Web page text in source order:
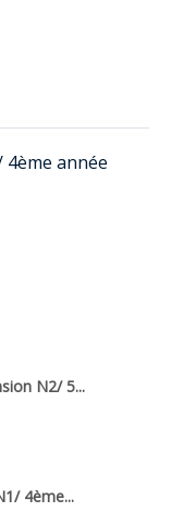
4ème année
N2/ 5...
4ème...